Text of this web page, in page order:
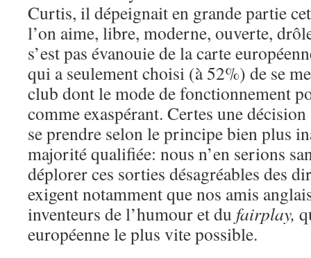
Curtis, il dépeignait en grande partie
l’on aime, libre, moderne, ouverte,
s’est pas évanouie de la carte
qui a seulement choisi (à 52%) de se
club dont le mode de fonctionnement
comme exaspérant. Certes une
se prendre selon le principe bien plus
majorité qualifiée: nous n’en serions
déplorer ces sorties désagréables des
exigent notamment que nos amis
inventeurs de l’humour et du fairplay,
européenne le plus vite possible.